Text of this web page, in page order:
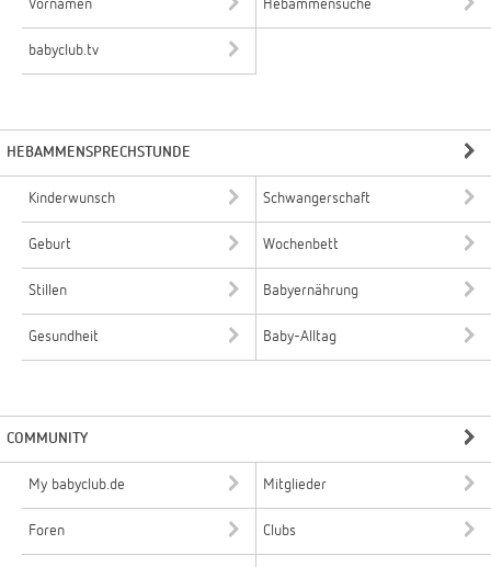
Vornamen Hebammensuche
babyclub.tv
HEBAMMENSPRECHSTUNDE
Kinderwunsch Schwangerschaft
Geburt Wochenbett
Stillen Babyernährung
Gesundheit Baby-Alltag
COMMUNITY
My babyclub.de Mitglieder
Foren Clubs